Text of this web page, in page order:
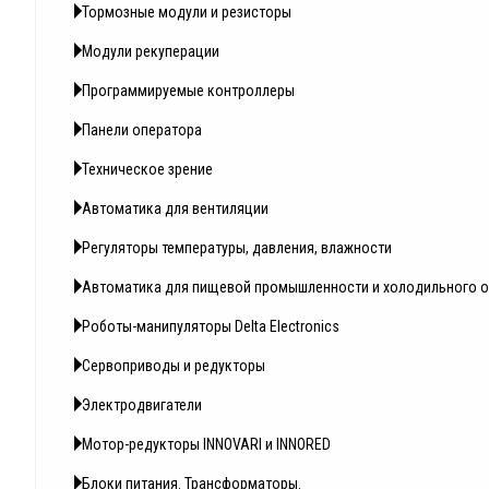
Тормозные модули и резисторы
Модули рекуперации
Программируемые контроллеры
Панели оператора
Техническое зрение
Автоматика для вентиляции
Регуляторы температуры, давления, влажности
Автоматика для пищевой промышленности и холодильного
Роботы-манипуляторы Delta Electronics
Сервоприводы и редукторы
Электродвигатели
Мотор-редукторы INNOVARI и INNORED
Блоки питания. Трансформаторы.